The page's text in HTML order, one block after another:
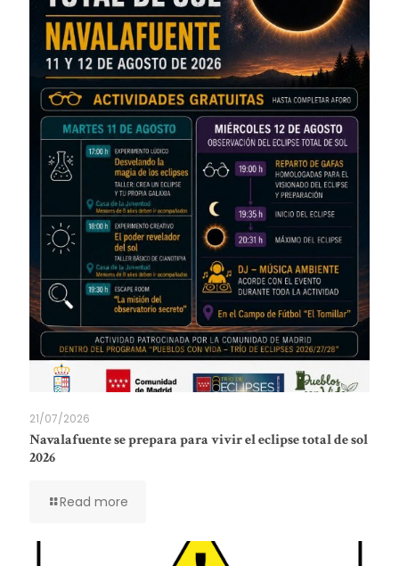
21/07/2026
Navalafuente se prepara para vivir el eclipse total de sol
2026
Read more